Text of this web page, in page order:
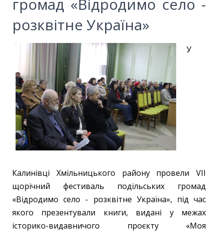
громад «Відродимо село -
розквітне Україна»
У
Калинівці Хмільницького району провели VII
щорічний фестиваль подільських громад
«Відродимо село - розквітне Україна», під час
якого презентували книги, видані у межах
історико-видавничого проєкту «Моя